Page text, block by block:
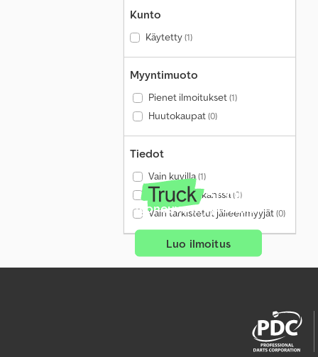
Kunto
Käytetty(1)
Myyntimuoto
Pienet ilmoitukset(1)
Huutokaupat(0)
Tiedot
Vain kuvilla(1)
Vain videon kanssa(0)
Vain tarkistetut jälleenmyyjät(0)
Ajoneuvo myytävänä?
Luo ilmoitus